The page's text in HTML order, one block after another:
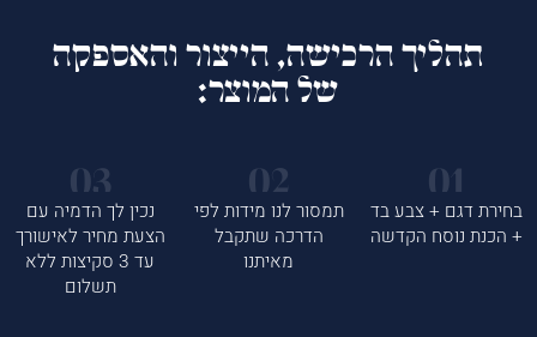
תהליך הרכישה, הייצור והאספקה
של המוצר:
בחירת דגם + צבע בד
+ הכנת נוסח הקדשה
תמסור לנו מידות לפי
הדרכה שתקבל
מאיתנו
נכין לך הדמיה עם
הצעת מחיר לאישורך
עד 3 סקיצות ללא
תשלום